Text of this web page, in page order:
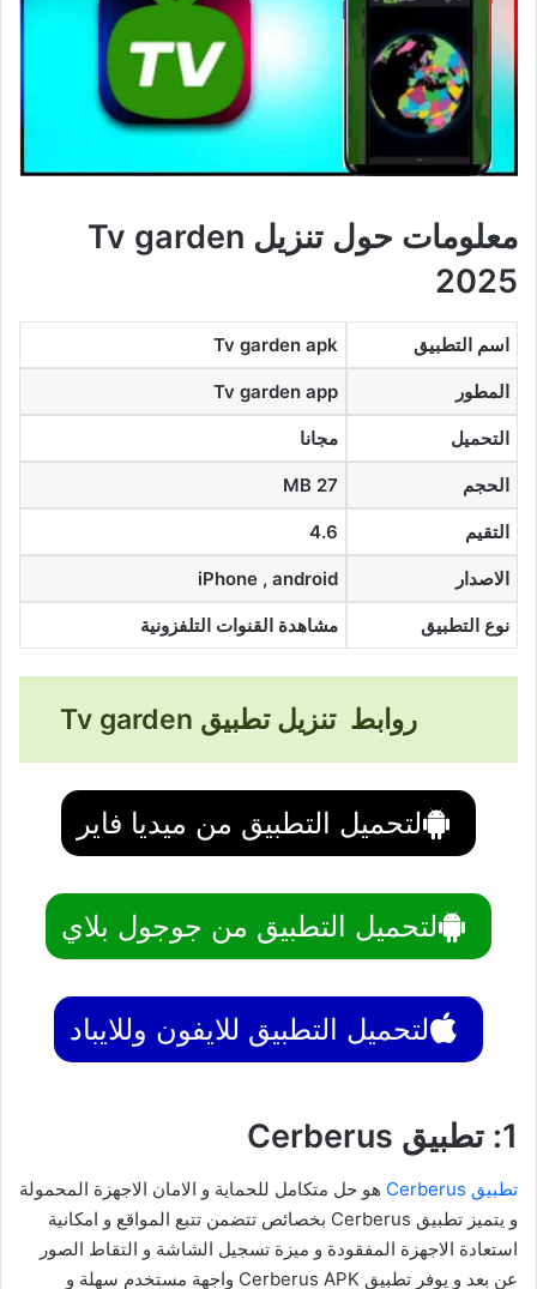
معلومات حول تنزيل Tv garden
2025
اسم التطبيق Tv garden apk
المطور Tv garden app
التحميل مجانا
الحجم 27 MB
التقيم 4.6
الاصدار iPhone , android
نوع التطبيق مشاهدة القنوات التلفزونية
روابط تنزيل تطبيق Tv garden
لتحميل التطبيق من ميديا فاير
لتحميل التطبيق من جوجول بلاي
لتحميل التطبيق للايفون وللايباد
1: تطبيق Cerberus
تطبيق Cerberus
هو حل متكامل للحماية و الامان الاجهزة المحمولة
و يتميز تطبيق Cerberus بخصائص تتضمن تتبع المواقع و امكانية
استعادة الاجهزة المفقودة و ميزة تسجيل الشاشة و التقاط الصور
عن بعد و يوفر تطبيق Cerberus APK واجهة مستخدم سهلة و